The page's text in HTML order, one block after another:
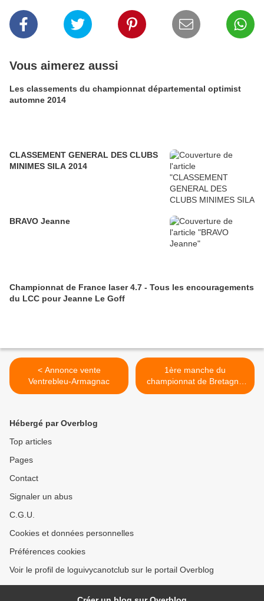
Vous aimerez aussi
Les classements du championnat départemental optimist
automne 2014
CLASSEMENT GENERAL DES CLUBS
MINIMES SILA 2014
BRAVO Jeanne
Championnat de France laser 4.7 - Tous les encouragements
du LCC pour Jeanne Le Goff
< Annonce vente
Ventrebleu-Armagnac
1ère manche du
championnat de Bretagne
Voiles Performance LASER
Hébergé par Overblog
Top articles
Pages
Contact
Signaler un abus
C.G.U.
Cookies et données personnelles
Préférences cookies
Voir le profil de loguivycanotclub sur le portail Overblog